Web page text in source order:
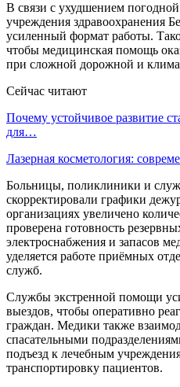
В связи с ухудшением
учреждения здравоохранения
усиленный формат работы.
чтобы медицинская помощь
при сложной дорожной и
Сейчас читают
Почему устойчивое развитие
для…
Лазерная косметология:
Больницы, поликлиники и
скорректировали графики
организациях увеличено
проверена готовность
электроснабжения и запасов
уделяется работе приёмных
служб.
Службы экстренной помощи
выездов, чтобы оперативно
граждан. Медики также
спасательными
подъезд к лечебным
транспортировку пациентов.